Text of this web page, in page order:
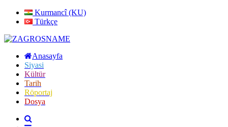
Kurmancî (KU)
Türkçe
Anasayfa
Siyasi
Kültür
Tarih
Röportaj
Dosya